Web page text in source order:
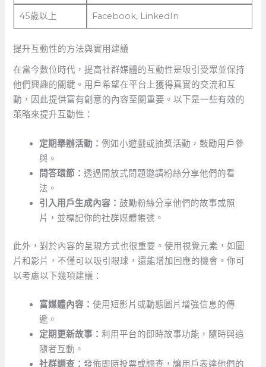
45歲以上 Facebook, LinkedIn
提升互動性的方法與實用建議
在當今數位時代，提高社群媒體的互動性是吸引受眾並保持
他們興趣的關鍵。用戶希望在平台上獲得真實的交流和互
動，因此提供富有創意的內容至關重要。以下是一些有效的
策略來提升互動性：
定期舉辦活動：例如小遊戲或抽獎活動，鼓勵用戶參
與。
問答環節：透過開放式問題邀請粉絲分享他們的看
法。
引入用戶生成內容：鼓勵粉絲分享他們的故事或照
片，並標記你的社群媒體帳號。
此外，對於內容的呈現方式也很重要。使用視覺元素，如圖
片和影片，不僅可以吸引眼球，還能增加回應的機會。你可
以考慮以下幾項建議：
富媒體內容：使用短影片或動態圖片增強信息的傳
遞。
定期更新故事：利用平台的即時故事功能，隨時與追
隨者互動。
社群調查：發佈即時投票或調查，讓用戶表達他們的